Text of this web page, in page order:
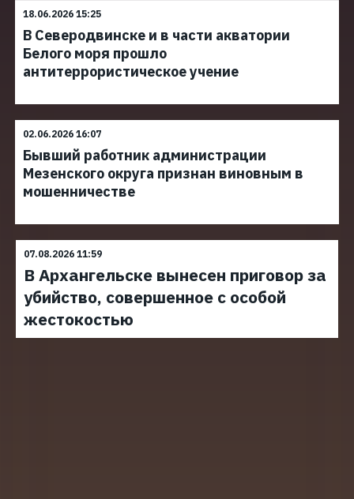
18.06.2026 15:25
В Северодвинске и в части акватории
Белого моря прошло
антитеррористическое учение
02.06.2026 16:07
Бывший работник администрации
Мезенского округа признан виновным в
мошенничестве
07.08.2026 11:59
В Архангельске вынесен приговор за
убийство, совершенное с особой
жестокостью